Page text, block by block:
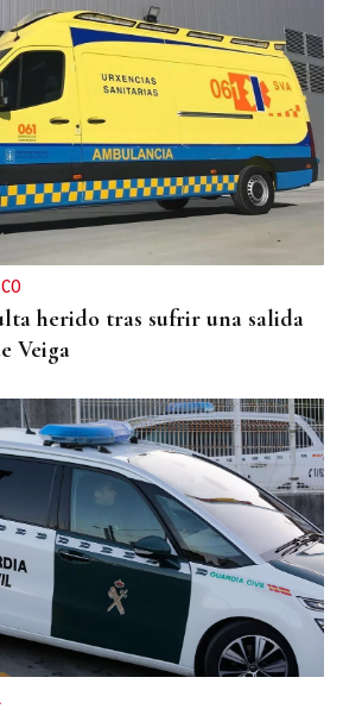
herido tras sufrir una salida
Veiga